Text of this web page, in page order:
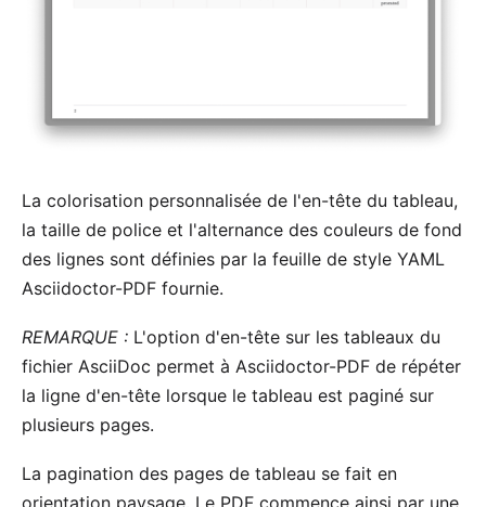
La colorisation personnalisée de l'en-tête du tableau,
la taille de police et l'alternance des couleurs de fond
des lignes sont définies par la feuille de style YAML
Asciidoctor-PDF fournie.
REMARQUE : L'option d'en-tête sur les tableaux du
fichier AsciiDoc permet à Asciidoctor-PDF de répéter
la ligne d'en-tête lorsque le tableau est paginé sur
plusieurs pages.
La pagination des pages de tableau se fait en
orientation paysage. Le PDF commence ainsi par une